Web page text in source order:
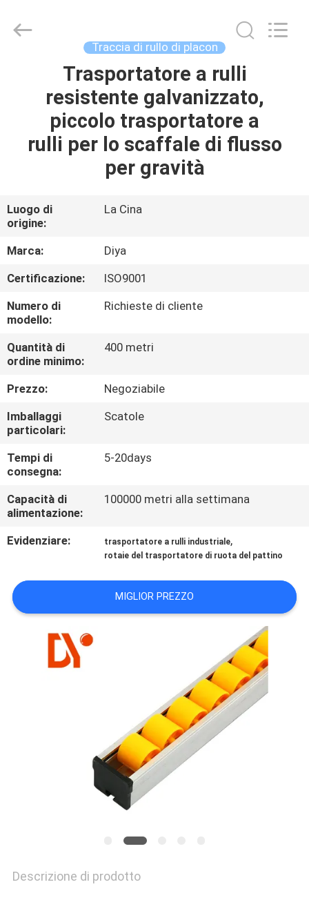
PRODOTTI
GIRO
DELLA
FABBRICA
CONTROLLO
DI
QUALITÀ
CONTATTICI
NOTIZIE
CASI
RICHIEDA
CITAZIONE
MAPPA
Equipment
Traccia di rullo di placon
Trasportatore a rulli
resistente galvanizzato,
piccolo trasportatore a
rulli per lo scaffale di flusso
per gravità
Luogo di
origine:
La Cina
Marca:
Diya
Certificazione:
ISO9001
Numero di
modello:
Richieste di cliente
Quantità di
ordine minimo:
400 metri
Prezzo:
Negoziabile
Imballaggi
particolari:
Scatole
Tempi di
consegna:
5-20days
Capacità di
alimentazione:
100000 metri alla settimana
Evidenziare: trasportatore a rulli industriale,
rotaie del trasportatore di ruota del pattino
MIGLIOR PREZZO
Descrizione di prodotto